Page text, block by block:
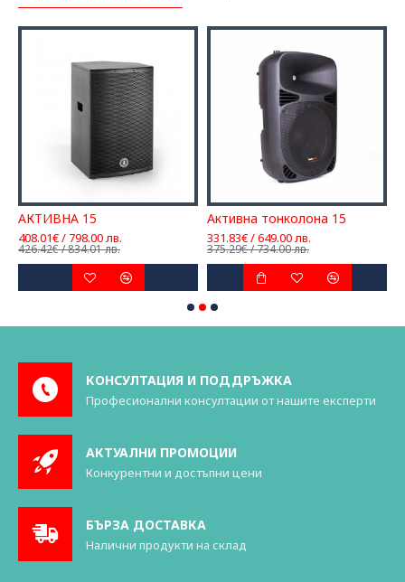
АКТИВНА 15
408.01€ / 798.00 лв.
426.42€ / 834.01 лв.
Активна тонколона 15
331.83€ / 649.00 лв.
375.29€ / 734.00 лв.
КОНСУЛТАЦИЯ И ПОДДРЪЖКА
Професионални консултации от нашите експерти
АКТУАЛНИ ПРОМОЦИИ
Конкурентни и достъпни цени
БЪРЗА ДОСТАВКА
Налични продукти на склад